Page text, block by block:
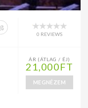
0 REVIEWS
ÁR (ÁTLAG / ÉJ)
21,000FT
MEGNÉZEM